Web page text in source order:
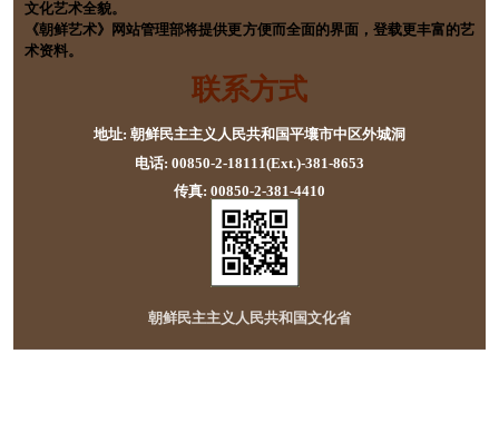
文化艺术全貌。
《朝鲜艺术》网站管理部将提供更方便而全面的界面，登载更丰富的艺
术资料。
联系方式
地址: 朝鲜民主主义人民共和国平壤市中区外城洞
电话: 00850-2-18111(Ext.)-381-8653
传真: 00850-2-381-4410
朝鲜民主主义人民共和国文化省